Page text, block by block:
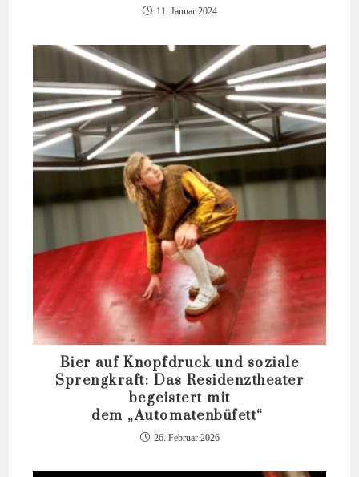
11. Januar 2024
Bier auf Knopfdruck und soziale
Sprengkraft: Das Residenztheater
begeistert mit
dem „Automatenbüfett“
26. Februar 2026